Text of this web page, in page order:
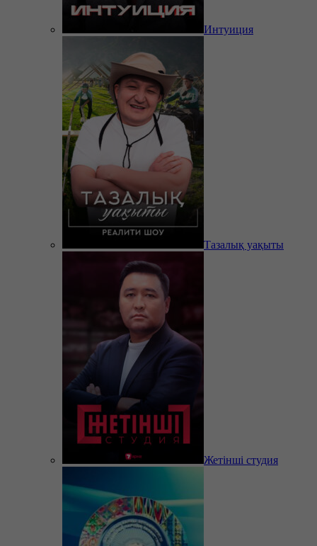
Интуиция
Тазалық уақыты
Жетінші студия